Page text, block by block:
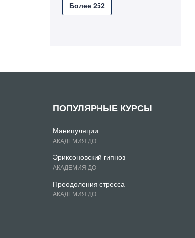
Более 252
ПОПУЛЯРНЫЕ КУРСЫ
Манипуляции
АКАДЕМИЯ ДО
Эриксоновский гипноз
АКАДЕМИЯ ДО
Преодоления стресса
АКАДЕМИЯ ДО